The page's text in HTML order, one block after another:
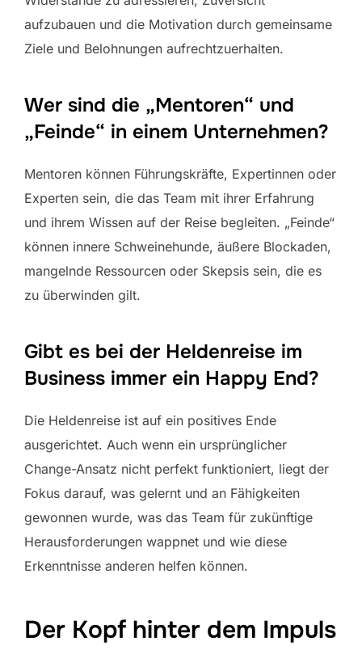
aufzubauen und die Motivation durch gemeinsame
Ziele und Belohnungen aufrechtzuerhalten.
Wer sind die „Mentoren“ und
„Feinde“ in einem Unternehmen?
Mentoren können Führungskräfte, Expertinnen oder
Experten sein, die das Team mit ihrer Erfahrung
und ihrem Wissen auf der Reise begleiten. „Feinde“
können innere Schweinehunde, äußere Blockaden,
mangelnde Ressourcen oder Skepsis sein, die es
zu überwinden gilt.
Gibt es bei der Heldenreise im
Business immer ein Happy End?
Die Heldenreise ist auf ein positives Ende
ausgerichtet. Auch wenn ein ursprünglicher
Change-Ansatz nicht perfekt funktioniert, liegt der
Fokus darauf, was gelernt und an Fähigkeiten
gewonnen wurde, was das Team für zukünftige
Herausforderungen wappnet und wie diese
Erkenntnisse anderen helfen können.
Der Kopf hinter dem Impuls